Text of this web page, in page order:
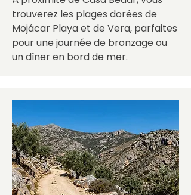
trouverez les plages dorées de
Mojácar Playa et de Vera, parfaites
pour une journée de bronzage ou
un dîner en bord de mer.